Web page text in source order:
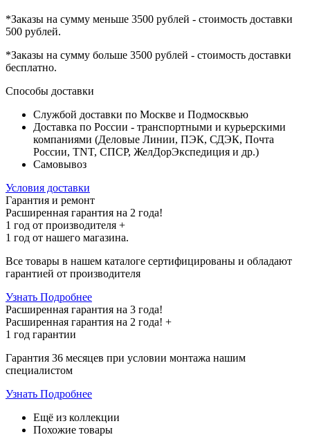
*Заказы на сумму меньше 3500 рублей - стоимость доставки
500 рублей.
*Заказы на сумму больше 3500 рублей - стоимость доставки
бесплатно.
Способы доставки
Службой доставки по Москве и Подмосквью
Доставка по России - транспортными и курьерскими
компаниями (Деловые Линии, ПЭК, СДЭК, Почта
России, TNT, СПСР, ЖелДорЭкспедиция и др.)
Самовывоз
Условия доставки
Гарантия и ремонт
Расширенная гарантия на 2 года!
1 год от производителя +
1 год от нашего магазина.
Все товары в нашем каталоге сертифицированы и обладают
гарантией от производителя
Узнать Подробнее
Расширенная гарантия на 3 года!
Расширенная гарантия на 2 года! +
1 год гарантии
Гарантия 36 месяцев при условии монтажа нашим
специалистом
Узнать Подробнее
Ещё из коллекции
Похожие товары